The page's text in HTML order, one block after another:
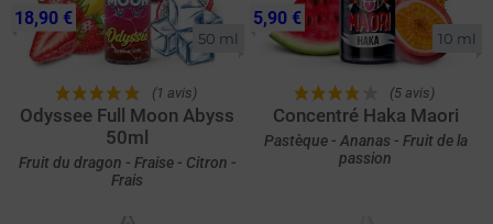
50 ml
(1 avis)
Odyssee Full Moon Abyss
50ml
Fruit du dragon - Fraise - Citron -
Frais
18,90 €
10 ml
(5 avis)
Concentré Haka Maori
Pastèque - Ananas - Fruit de la
passion
5,90 €